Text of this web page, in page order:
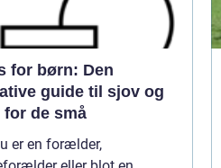
for børn: Den
guide til sjov og
for de små
er en forælder,